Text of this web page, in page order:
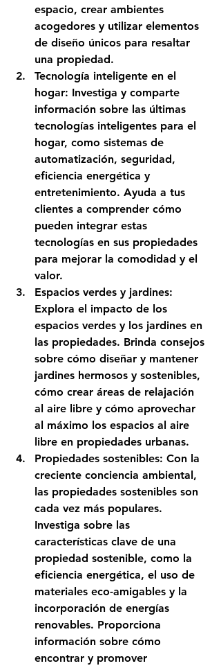
espacio, crear ambientes
acogedores y utilizar elementos
de diseño únicos para resaltar
una propiedad.
Tecnología inteligente en el
hogar: Investiga y comparte
información sobre las últimas
tecnologías inteligentes para el
hogar, como sistemas de
automatización, seguridad,
eficiencia energética y
entretenimiento. Ayuda a tus
clientes a comprender cómo
pueden integrar estas
tecnologías en sus propiedades
para mejorar la comodidad y el
valor.
Espacios verdes y jardines:
Explora el impacto de los
espacios verdes y los jardines en
las propiedades. Brinda consejos
sobre cómo diseñar y mantener
jardines hermosos y sostenibles,
cómo crear áreas de relajación
al aire libre y cómo aprovechar
al máximo los espacios al aire
libre en propiedades urbanas.
Propiedades sostenibles: Con la
creciente conciencia ambiental,
las propiedades sostenibles son
cada vez más populares.
Investiga sobre las
características clave de una
propiedad sostenible, como la
eficiencia energética, el uso de
materiales eco-amigables y la
incorporación de energías
renovables. Proporciona
información sobre cómo
encontrar y promover